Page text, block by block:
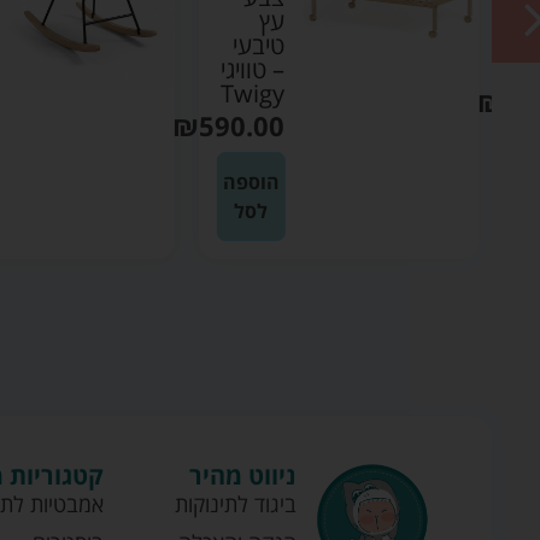
₪
עץ
טיבעי
– טוויגי
Twigy
₪590.00
הוספה
לסל
ניווט מהיר
ביגוד לתינוקות
אמבטיות